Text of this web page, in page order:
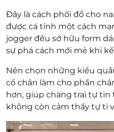
Đây là cách phối đồ cho
được cá tính một cách
jogger đều sở hữu form
sự phá cách mới mẻ khi
Nên chọn những kiểu
cổ chân làm cho phần
hơn, giúp chàng trai tự tin
không còn cảm thấy tự ti